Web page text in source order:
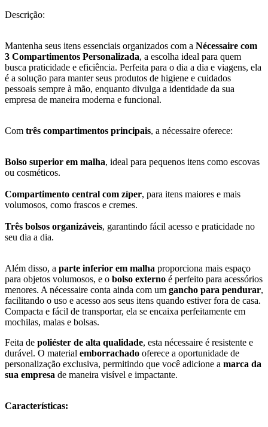
Descrição:
Mantenha seus itens essenciais organizados com a Nécessaire com
3 Compartimentos Personalizada, a escolha ideal para quem
busca praticidade e eficiência. Perfeita para o dia a dia e viagens, ela
é a solução para manter seus produtos de higiene e cuidados
pessoais sempre à mão, enquanto divulga a identidade da sua
empresa de maneira moderna e funcional.
Com três compartimentos principais, a nécessaire oferece:
Bolso superior em malha, ideal para pequenos itens como escovas
ou cosméticos.
Compartimento central com zíper, para itens maiores e mais
volumosos, como frascos e cremes.
Três bolsos organizáveis, garantindo fácil acesso e praticidade no
seu dia a dia.
Além disso, a parte inferior em malha proporciona mais espaço
para objetos volumosos, e o bolso externo é perfeito para acessórios
menores. A nécessaire conta ainda com um gancho para pendurar,
facilitando o uso e acesso aos seus itens quando estiver fora de casa.
Compacta e fácil de transportar, ela se encaixa perfeitamente em
mochilas, malas e bolsas.
Feita de poliéster de alta qualidade, esta nécessaire é resistente e
durável. O material emborrachado oferece a oportunidade de
personalização exclusiva, permitindo que você adicione a marca da
sua empresa de maneira visível e impactante.
Características: